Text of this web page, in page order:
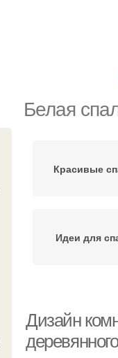
Белая
Красивые
Идеи для
Дизайн